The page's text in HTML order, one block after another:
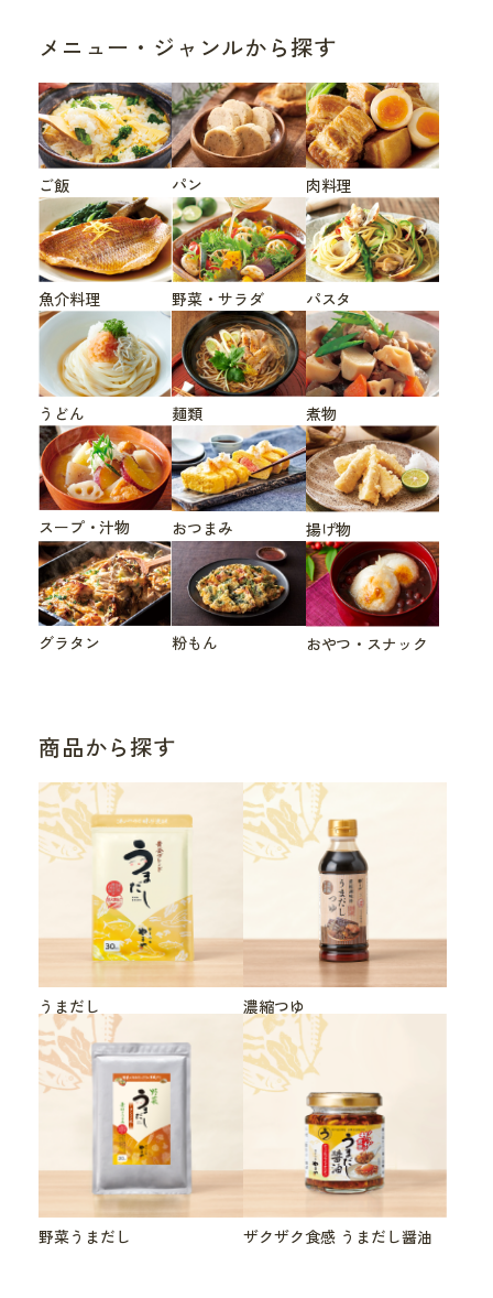
メニュー・ジャンルから探す
ご飯 パン 肉料理
魚介料理 野菜・サラダ パスタ
うどん 麺類 煮物
スープ・汁物 おつまみ 揚げ物
グラタン 粉もん おやつ・スナック
商品から探す
うまだし 濃縮つゆ
野菜うまだし ザクザク食感 うまだし醤油